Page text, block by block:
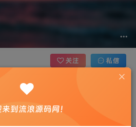
关注 私信
到流浪源码网！